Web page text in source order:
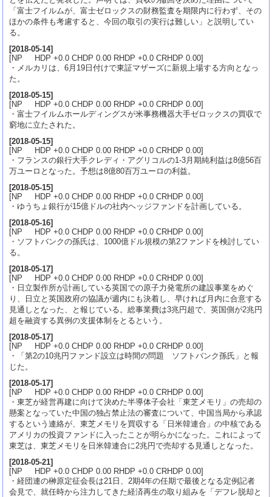
「富士フイルムが、富士ゼロックスの財務監査を期限内に行わず、その
ほかの条件も考慮すると、今回の取引の実行は難しい」と説明してい
る。
[2018-05-14]
[NP HDP +0.0 CHDP 0.00 RHDP +0.0 CRHDP 0.00]
・メルカリは、6月19日付けで東証マザーズに新規上場する方向となっ
た。
[2018-05-15]
[NP HDP +0.0 CHDP 0.00 RHDP +0.0 CRHDP 0.00]
・富士フイルムホールディングスが米事務機器大手ゼロックスの買収で
窮地に立たされた。
[2018-05-15]
[NP HDP +0.0 CHDP 0.00 RHDP +0.0 CRHDP 0.00]
・フランスの銀行大手クレディ・アグリコルの1-3月期純利益は8億56百
万ユーロとなった。予想は8億80百万ユーロの利益。
[2018-05-15]
[NP HDP +0.0 CHDP 0.00 RHDP +0.0 CRHDP 0.00]
・ゆうちょ銀行が15億ドルの社内ヘッジファンドを計画している。
[2018-05-16]
[NP HDP +0.0 CHDP 0.00 RHDP +0.0 CRHDP 0.00]
・ソフトバンクの孫氏は、1000億ドル規模の第2ファンドを検討してい
る。
[2018-05-17]
[NP HDP +0.0 CHDP 0.00 RHDP +0.0 CRHDP 0.00]
・日立製作所が計画している英国での原子力発電所の建設事業をめぐ
り、日立と英国政府の協議が週内にも決着し、早ければ月内に合意する
見通しとなった、と報じている。総事業費は3兆円超で、英国側が2兆円
超を融資する異例の支援体制をとるという。
[2018-05-17]
[NP HDP +0.0 CHDP 0.00 RHDP +0.0 CRHDP 0.00]
・「第2の10兆円ファンド設立は時間の問題 ソフトバンク孫氏」と報
じた。
[2018-05-17]
[NP HDP +0.0 CHDP 0.00 RHDP +0.0 CRHDP 0.00]
・東芝が経営再建に向けて決めた半導体子会社「東芝メモリ」の売却の
懸案となっていた中国の独占禁止法の審査について、中国当局から承認
するという連絡が、東芝メモリを買収する「日米韓連合」の中核である
アメリカの投資ファンドに入ったことが明らかになった。これによって
東芝は、東芝メモリを日米韓連合に2兆円で売却する見通しとなった。
[2018-05-21]
[NP HDP +0.0 CHDP 0.00 RHDP +0.0 CRHDP 0.00]
・経団連の榊原定征会長は21日、2期4年の任期で最後となる定例記者
会見で、就任時から注力してきた経済再生の取り組みを「デフレ脱却と